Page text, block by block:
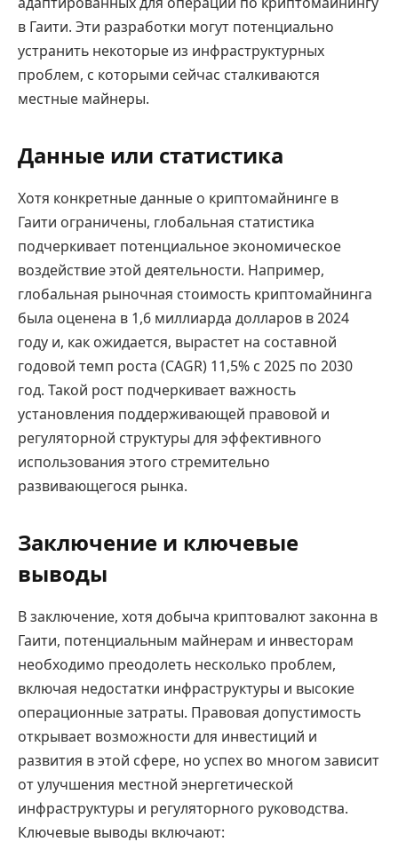
в Гаити. Эти разработки могут потенциально
устранить некоторые из инфраструктурных
проблем, с которыми сейчас сталкиваются
местные майнеры.
Данные или статистика
Хотя конкретные данные о криптомайнинге в
Гаити ограничены, глобальная статистика
подчеркивает потенциальное экономическое
воздействие этой деятельности. Например,
глобальная рыночная стоимость криптомайнинга
была оценена в 1,6 миллиарда долларов в 2024
году и, как ожидается, вырастет на составной
годовой темп роста (CAGR) 11,5% с 2025 по 2030
год. Такой рост подчеркивает важность
установления поддерживающей правовой и
регуляторной структуры для эффективного
использования этого стремительно
развивающегося рынка.
Заключение и ключевые
выводы
В заключение, хотя добыча криптовалют законна в
Гаити, потенциальным майнерам и инвесторам
необходимо преодолеть несколько проблем,
включая недостатки инфраструктуры и высокие
операционные затраты. Правовая допустимость
открывает возможности для инвестиций и
развития в этой сфере, но успех во многом зависит
от улучшения местной энергетической
инфраструктуры и регуляторного руководства.
Ключевые выводы включают: